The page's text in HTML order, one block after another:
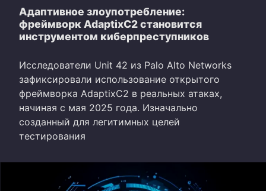
Адаптивное злоупотребление:
фреймворк AdaptixC2 становится
инструментом киберпреступников
Исследователи Unit 42 из Palo Alto Networks
зафиксировали использование открытого
фреймворка AdaptixC2 в реальных атаках,
начиная с мая 2025 года. Изначально
созданный для легитимных целей
тестирования